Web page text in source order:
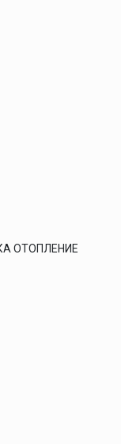
ОТОПЛЕНИЕ